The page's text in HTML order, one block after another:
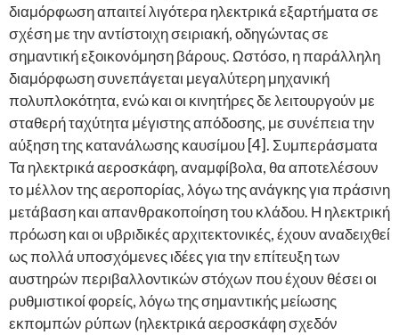
διαμόρφωση απαιτεί λιγότερα ηλεκτρικά εξαρτήματα σε
σχέση με την αντίστοιχη σειριακή, οδηγώντας σε
σημαντική εξοικονόμηση βάρους. Ωστόσο, η παράλληλη
διαμόρφωση συνεπάγεται μεγαλύτερη μηχανική
πολυπλοκότητα, ενώ και οι κινητήρες δε λειτουργούν με
σταθερή ταχύτητα μέγιστης απόδοσης, με συνέπεια την
αύξηση της κατανάλωσης καυσίμου [4]. Συμπεράσματα
Τα ηλεκτρικά αεροσκάφη, αναμφίβολα, θα αποτελέσουν
το μέλλον της αεροπορίας, λόγω της ανάγκης για πράσινη
μετάβαση και απανθρακοποίηση του κλάδου. Η ηλεκτρική
πρόωση και οι υβριδικές αρχιτεκτονικές, έχουν αναδειχθεί
ως πολλά υποσχόμενες ιδέες για την επίτευξη των
αυστηρών περιβαλλοντικών στόχων που έχουν θέσει οι
ρυθμιστικοί φορείς, λόγω της σημαντικής μείωσης
εκπομπών ρύπων (ηλεκτρικά αεροσκάφη σχεδόν